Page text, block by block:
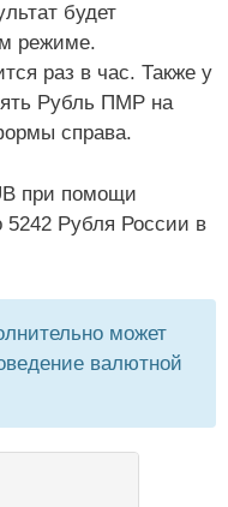
будет
режиме.
раз в час. Также у
Рубль ПМР на
справа.
при помощи
5242 Рубля России в
может
валютной